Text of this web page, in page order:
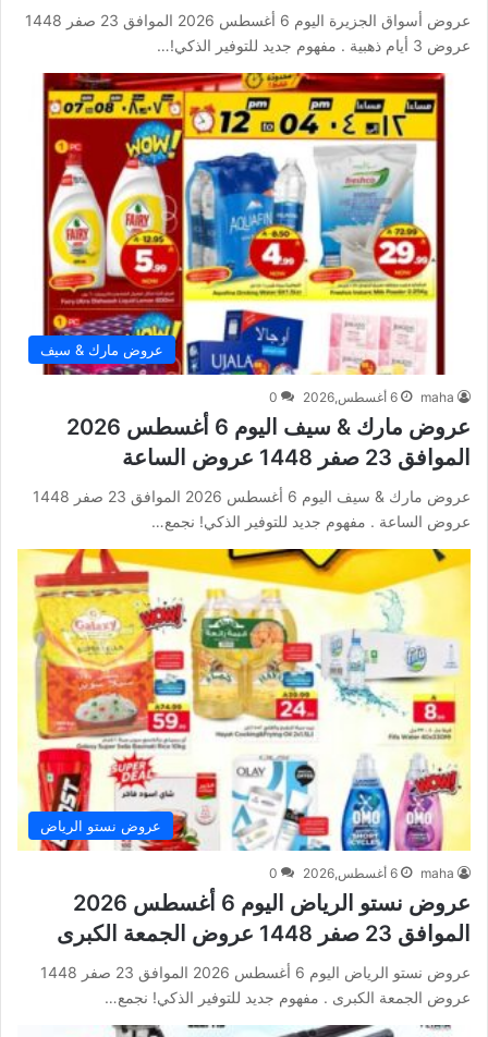
عروض أسواق الجزيرة اليوم 6 أغسطس 2026 الموافق 23 صفر 1448
عروض 3 أيام ذهبية . مفهوم جديد للتوفير الذكي!…
عروض مارك & سيف
maha 6 أغسطس,2026 0
عروض مارك & سيف اليوم 6 أغسطس 2026
الموافق 23 صفر 1448 عروض الساعة
عروض مارك & سيف اليوم 6 أغسطس 2026 الموافق 23 صفر 1448
عروض الساعة . مفهوم جديد للتوفير الذكي! نجمع…
عروض نستو الرياض
maha 6 أغسطس,2026 0
عروض نستو الرياض اليوم 6 أغسطس 2026
الموافق 23 صفر 1448 عروض الجمعة الكبرى
عروض نستو الرياض اليوم 6 أغسطس 2026 الموافق 23 صفر 1448
عروض الجمعة الكبرى . مفهوم جديد للتوفير الذكي! نجمع…